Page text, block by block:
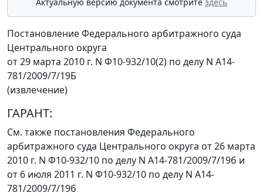
Актуальную версию документа смотрите здесь
Постановление Федерального арбитражного суда
Центрального округа
от 29 марта 2010 г. N Ф10-932/10(2) по делу N А14-
781/2009/7/19Б
(извлечение)
ГАРАНТ:
См. также постановления Федерального
арбитражного суда Центрального округа от 26 марта
2010 г. N Ф10-932/10 по делу N А14-781/2009/7/19б и
от 6 июля 2011 г. N Ф10-932/10 по делу N А14-
781/2009/7/19б